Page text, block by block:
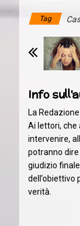
Tag
Info
La Redazione
Ai lettori, che
intervenire,
potranno dire
giudizio
dell’obiettivo
verità.